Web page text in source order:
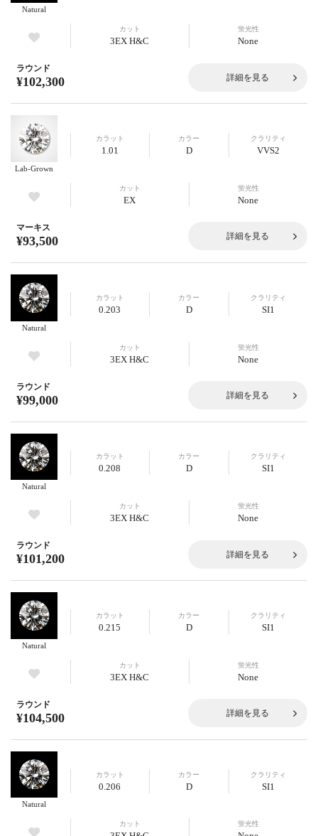
Natural
カット
3EX H&C
蛍光性
None
ラウンド
¥102,300 詳細を見る
Lab-Grown
カラット
1.01
カラー
D
クラリティ
VVS2
カット
EX
蛍光性
None
マーキス
¥93,500 詳細を見る
Natural
カラット
0.203
カラー
D
クラリティ
SI1
カット
3EX H&C
蛍光性
None
ラウンド
¥99,000 詳細を見る
Natural
カラット
0.208
カラー
D
クラリティ
SI1
カット
3EX H&C
蛍光性
None
ラウンド
¥101,200 詳細を見る
Natural
カラット
0.215
カラー
D
クラリティ
SI1
カット
3EX H&C
蛍光性
None
ラウンド
¥104,500 詳細を見る
Natural
カラット
0.206
カラー
D
クラリティ
SI1
カット 蛍光性